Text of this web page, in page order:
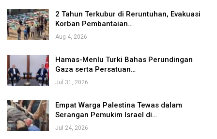
2 Tahun Terkubur di Reruntuhan, Evakuasi
Korban Pembantaian…
Aug 4, 2026
Hamas-Menlu Turki Bahas Perundingan
Gaza serta Persatuan…
Jul 31, 2026
Empat Warga Palestina Tewas dalam
Serangan Pemukim Israel di…
Jul 24, 2026